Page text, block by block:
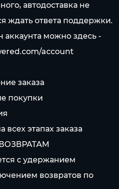
автодоставка не
ждать ответа поддержки.
аккаунта можно здесь -
account
заказа
покупки
всех этапах заказа
с удержанием
возвратов по